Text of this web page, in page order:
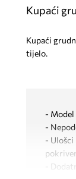
Kupaći
Kupaći
tijelo.
- Model
-
-
-